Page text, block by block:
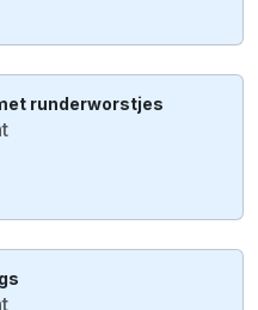
runderworstjes